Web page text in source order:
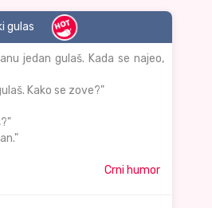
gulas
jedan gulaš. Kada se najeo,
Kako se zove?"
Crni humor